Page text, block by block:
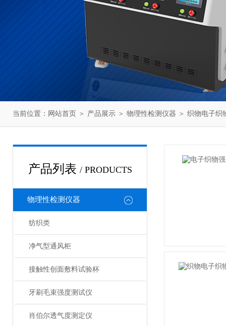
当前位置： 网站首页 ＞ 产品展示 ＞ 物理性检测仪器 ＞ 织物电子织
产品列表 / PRODUCTS
物理性检测仪器
纺织类
净气型通风柜
接触性创面敷料试验杯
牙刷毛束强度测试仪
肖伯尔透气度测定仪